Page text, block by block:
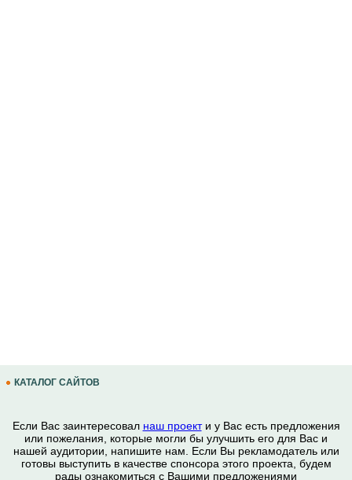
КАТАЛОГ САЙТОВ
Если Вас заинтересовал наш проекти у Вас есть предложения
или пожелания, которые могли бы улучшить его для Вас и
нашей аудитории, напишите нам. Если Вы рекламодатель или
готовы выступить в качестве спонсора этого проекта, будем
рады ознакомиться с Вашими предложениями